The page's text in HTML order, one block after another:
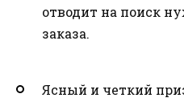
отводит на поиск
заказа.
Ясный и четкий